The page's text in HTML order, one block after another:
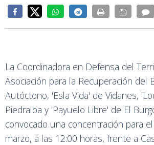
La Coordinadora en Defensa del
Asociación para la Recuperación del
Autóctono, 'Esla Vida' de Vidanes,
Piedralba y 'Payuelo Libre' de El
convocado una concentración para
marzo, a las 12:00 horas, frente a